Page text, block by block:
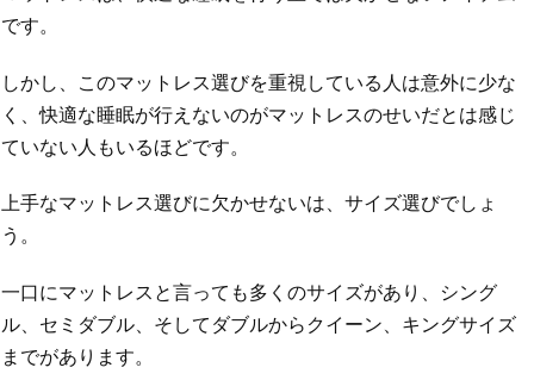
です。
しかし、このマットレス選びを重視している人は意外に少な
く、快適な睡眠が行えないのがマットレスのせいだとは感じ
ていない人もいるほどです。
上手なマットレス選びに欠かせないは、サイズ選びでしょ
う。
一口にマットレスと言っても多くのサイズがあり、シング
ル、セミダブル、そしてダブルからクイーン、キングサイズ
までがあります。